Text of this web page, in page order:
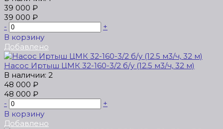
39 000 ₽
39 000 ₽
-
+
В корзину
Добавлено
Насос Иртыш ЦМК 32-160-3/2 б/у (12.5 м3/ч, 32 м)
В наличии: 2
48 000 ₽
48 000 ₽
-
+
В корзину
Добавлено